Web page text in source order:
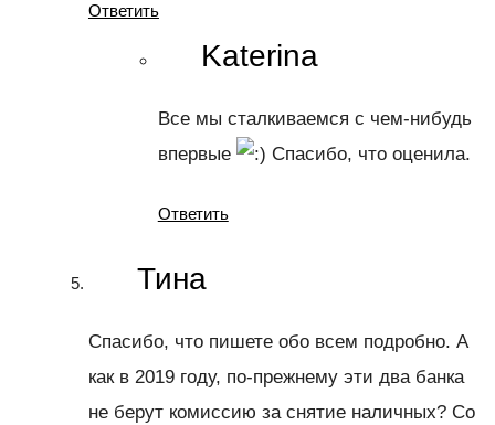
Ответить
Katerina
Все мы сталкиваемся с чем-нибудь
впервые
Спасибо, что оценила.
Ответить
Тина
Спасибо, что пишете обо всем подробно. А
как в 2019 году, по-прежнему эти два банка
не берут комиссию за снятие наличных? Со